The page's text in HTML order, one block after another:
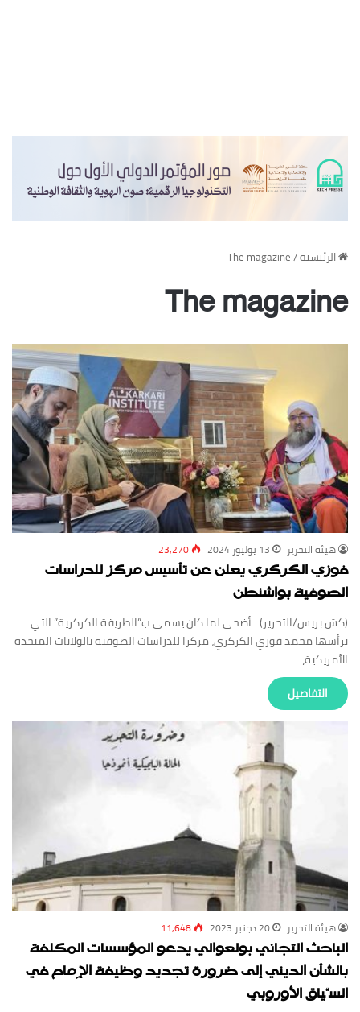
‏الرئيسية/
The magazine
The magazine
‏هيئة ‏التحرير 13 يوليوز 2024 23,270
فوزي الكركري يعلن عن تأسيس مركز للدراسات
الصوفية بواشنطن
(كش بريس/التحرير) ـ أضحى لما كان يسمى ب”الطريقة الكركرية” التي
يرأسها محمد فوزي الكركري، مركزا للدراسات الصوفية بالولايات المتحدة
الأمريكية،…
‏التفاصيل
‏هيئة ‏التحرير 20 دجنبر 2023 11,648
الباحث التجاني بولعوالي يدعو المؤسسات المكلفة
بالشأن الديني إلى ضرورة تجديد وظيفة الإِمام في
السّياق الأوروبي